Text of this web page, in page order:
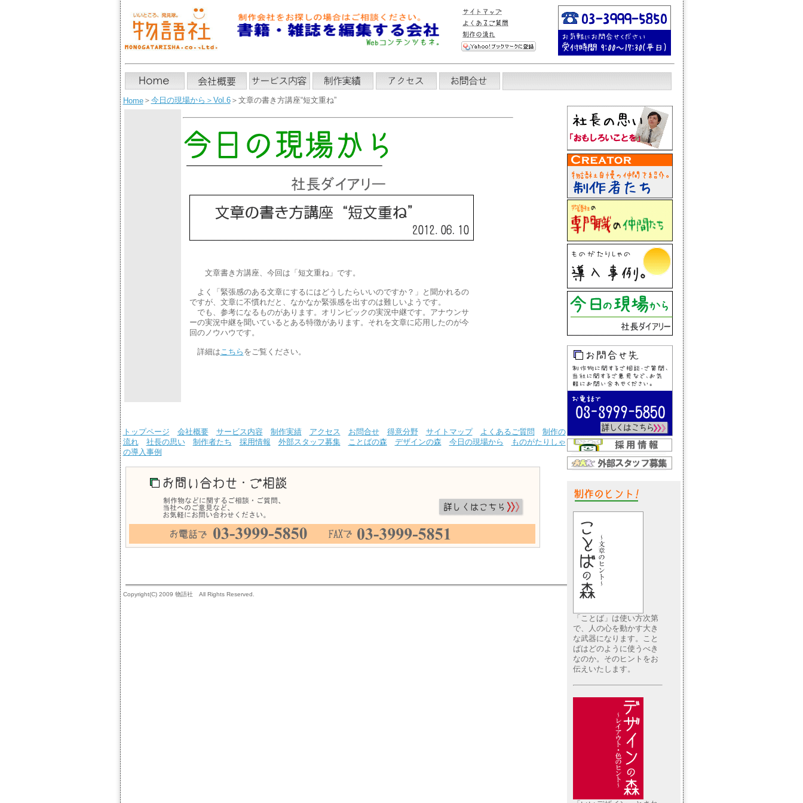
Home＞ 今日の現場から ＞ Vol.6＞文章の書き方講座“短文重ね”
文章書き方講座、今回は「短文重ね」です。
よく「緊張感のある文章にするにはどうしたらいいのですか？」と聞かれるの
ですが、文章に不慣れだと、なかなか緊張感を出すのは難しいようです。
でも、参考になるものがあります。オリンピックの実況中継です。アナウンサ
ーの実況中継を聞いているとある特徴があります。それを文章に応用したのが今
回のノウハウです。
詳細はこちら をご覧ください。
トップページ 会社概要 サービス内容 制作実績 アクセス お問合せ 得意分野 サイトマップ よくあるご質問
制作の
流れ
社長の思い 制作者たち 採用情報 外部スタッフ募集 ことばの森 デザインの森 今日の現場から
ものがたりしゃ
の導入事例
Copyright(C) 2009 物語社 All Rights Reserved.
「ことば」は使い方次第
で、人の心を動かす大き
な武器になります。こと
ばはどのように使うべき
なのか。そのヒントをお
伝えいたします。